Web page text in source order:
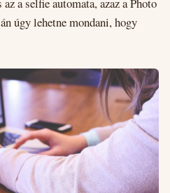
úgy lehetne mondani, hogy